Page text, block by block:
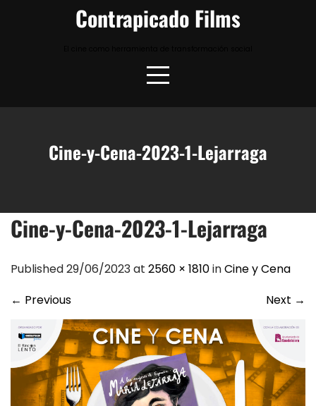
Contrapicado Films
Cine-y-Cena-2023-1-Lejarraga
Cine-y-Cena-2023-1-Lejarraga
Published 29/06/2023 at 2560 × 1810inCine y Cena
← Previous Next →